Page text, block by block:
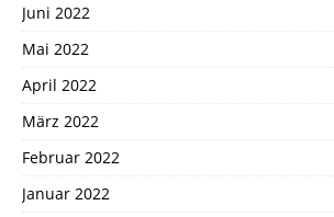
Juni 2022
Mai 2022
April 2022
März 2022
Februar 2022
Januar 2022